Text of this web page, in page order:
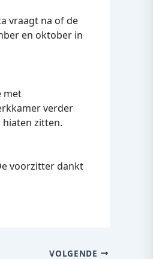
vraagt na of de
en oktober in
met
verder
zitten.
voorzitter dankt
VOLGENDE